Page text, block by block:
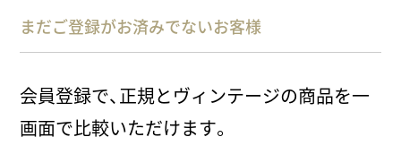
まだご登録がお済みでないお客様
会員登録で、正規とヴィンテージの商品を一
画面で比較いただけます。